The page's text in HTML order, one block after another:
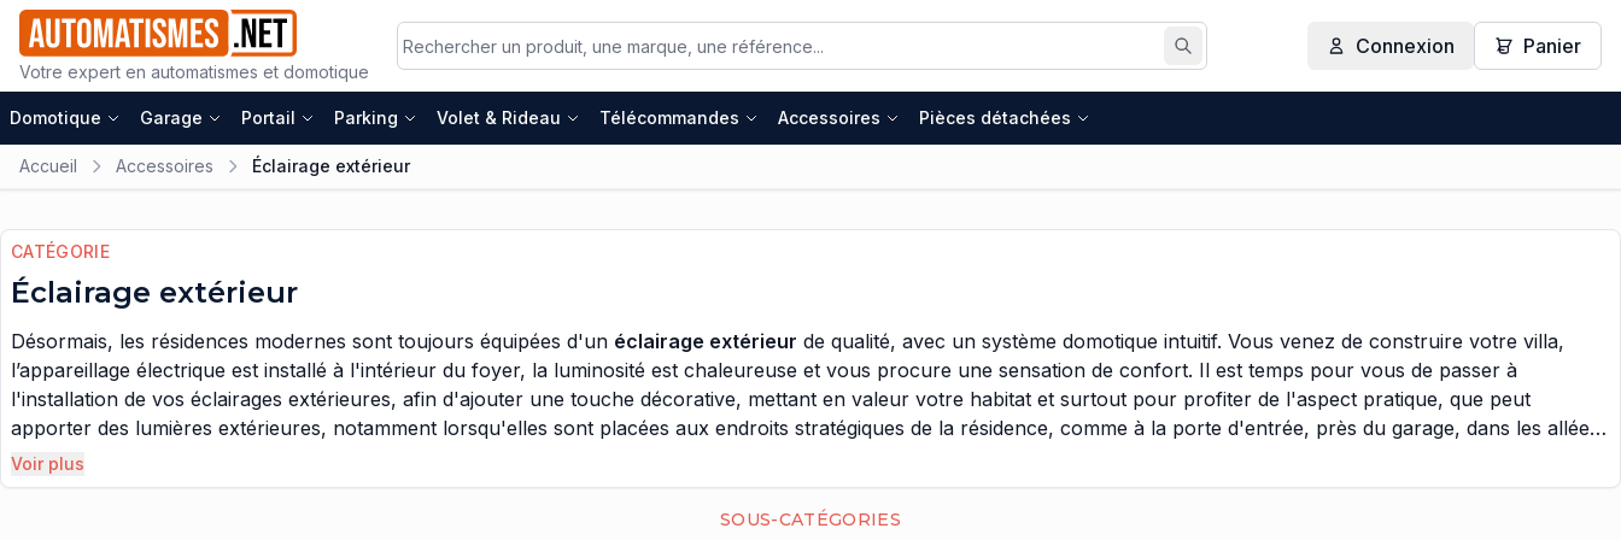
Votre expert en automatismes et domotique
Rechercher
Connexion Panier
Domotique Garage Portail Parking Volet & Rideau Télécommandes Accessoires Pièces détachées
Accueil Accessoires Éclairage extérieur
CATÉGORIE
Éclairage extérieur
Désormais, les résidences modernes sont toujours équipées d'un éclairage extérieur de qualité, avec un système domotique intuitif. Vous venez de construire votre villa,
l’appareillage électrique est installé à l'intérieur du foyer, la luminosité est chaleureuse et vous procure une sensation de confort. Il est temps pour vous de passer à
l'installation de vos éclairages extérieures, afin d'ajouter une touche décorative, mettant en valeur votre habitat et surtout pour profiter de l'aspect pratique, que peut
apporter des lumières extérieures, notamment lorsqu'elles sont placées aux endroits stratégiques de la résidence, comme à la porte d'entrée, près du garage, dans les allées
ou même pourquoi pas, d'installer un éclairage de jardin, afin de le mettre en valeur. Alors au moment de faire ce choix, pourquoi ne pas opter pour un éclairage
automatique intelligent, en vous procurant le matériel domotique adéquate, et avoir la capacité de planifier ou d'ordonner vos éclairages, selon vos désirs et attentes.
Voir plus
SOUS-CATÉGORIES